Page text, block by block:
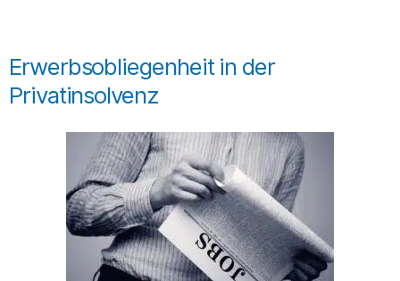
Erwerbsobliegenheit in der
Privatinsolvenz